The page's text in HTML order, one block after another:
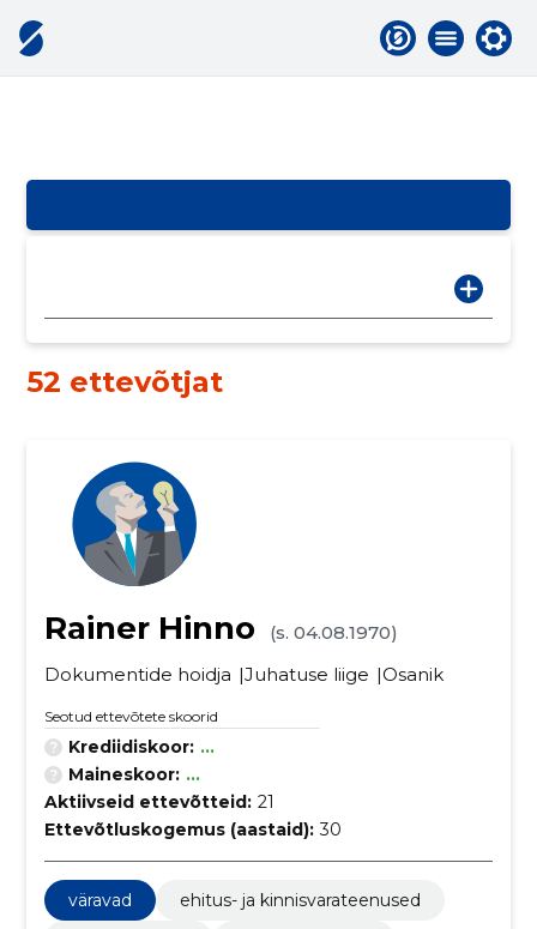
52 ettevõtjat
Rainer Hinno
(s. 04.08.1970)
Dokumentide hoidja
Juhatuse liige Osanik
Seotud ettevõtete skoorid
Krediidiskoor: ...
Maineskoor: ...
Aktiivseid ettevõtteid: 21
Ettevõtluskogemus (aastaid): 30
väravad
ehitus- ja kinnisvarateenused